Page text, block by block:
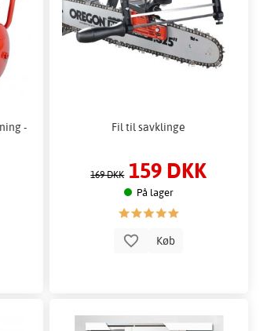
-
Fil til savklinge
169 DKK 159 DKK
På lager
Køb